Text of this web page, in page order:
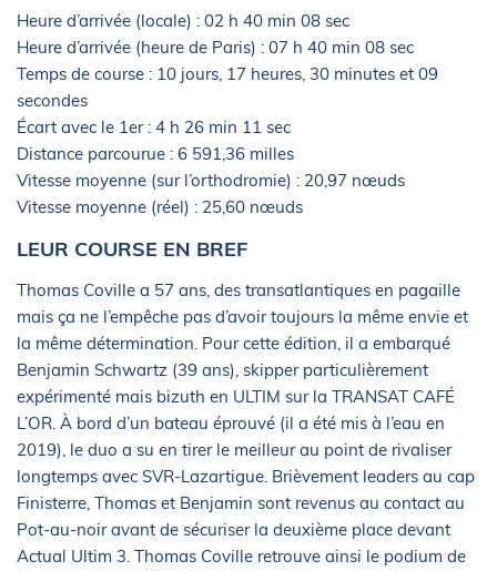
Heure d’arrivée (locale) : 02 h 40 min 08 sec
Heure d’arrivée (heure de Paris) : 07 h 40 min 08 sec
Temps de course : 10 jours, 17 heures, 30 minutes et 09
secondes
Écart avec le 1er : 4 h 26 min 11 sec
Distance parcourue : 6 591,36 milles
Vitesse moyenne (sur l’orthodromie) : 20,97 nœuds
Vitesse moyenne (réel) : 25,60 nœuds
LEUR COURSE EN BREF
Thomas Coville a 57 ans, des transatlantiques en pagaille
mais ça ne l’empêche pas d’avoir toujours la même envie et
la même détermination. Pour cette édition, il a embarqué
Benjamin Schwartz (39 ans), skipper particulièrement
expérimenté mais bizuth en ULTIM sur la TRANSAT CAFÉ
L’OR. À bord d’un bateau éprouvé (il a été mis à l’eau en
2019), le duo a su en tirer le meilleur au point de rivaliser
longtemps avec SVR-Lazartigue. Brièvement leaders au cap
Finisterre, Thomas et Benjamin sont revenus au contact au
Pot-au-noir avant de sécuriser la deuxième place devant
Actual Ultim 3. Thomas Coville retrouve ainsi le podium de